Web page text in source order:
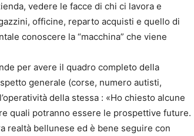
vedere le facce di chi ci lavora e
officine, reparto acquisti e quello di
conoscere la “macchina” che viene
per avere il quadro completo della
generale (corse, numero autisti,
della stessa : «Ho chiesto alcune
quali potranno essere le prospettive future.
realtà bellunese ed è bene seguire con